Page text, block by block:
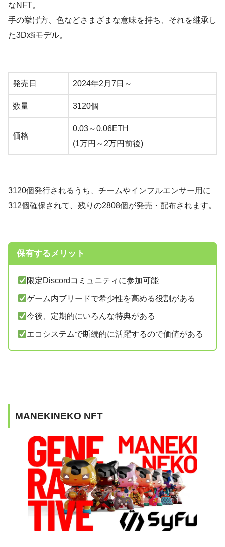
なNFT。
手の挙げ方、色などさまざまな意味を持ち、それを継承し
た3Dx§モデル。
発売日 2024年2月7日～
数量 3120個
価格
0.03～0.06ETH
(1万円～2万円前後)
3120個発行されるうち、チームやインフルエンサー用に
312個確保されて、残りの2808個が発売・配布されます。
保有するメリット
限定Discordコミュニティに参加可能
ゲーム内ブリードで希少性を高める役割がある
今後、定期的にいろんな特典がある
エコシステムで断続的に活躍するので価値がある
MANEKINEKO NFT